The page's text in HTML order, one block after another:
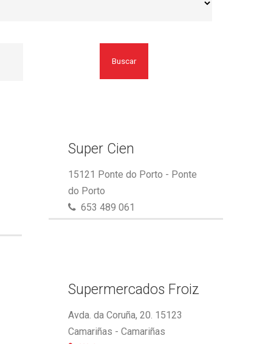
Buscar
Super Cien
15121 Ponte do Porto - Ponte
do Porto
653 489 061
Supermercados Froiz
Avda. da Coruña, 20. 15123
Camariñas - Camariñas